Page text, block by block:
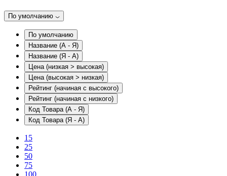
По умолчанию
По умолчанию
Название (А - Я)
Название (Я - А)
Цена (низкая > высокая)
Цена (высокая > низкая)
Рейтинг (начиная с высокого)
Рейтинг (начиная с низкого)
Код Товара (А - Я)
Код Товара (Я - А)
15
25
50
75